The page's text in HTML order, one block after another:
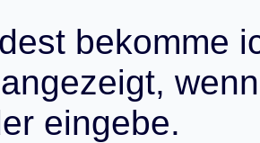
dest bekomme i
angezeigt, wenn
er eingebe.